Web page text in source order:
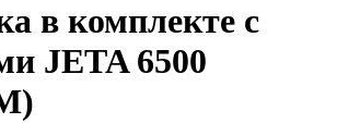
в комплекте с
JETA 6500